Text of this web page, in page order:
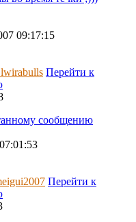
09:17:15
Перейти к
сообщению
Перейти к